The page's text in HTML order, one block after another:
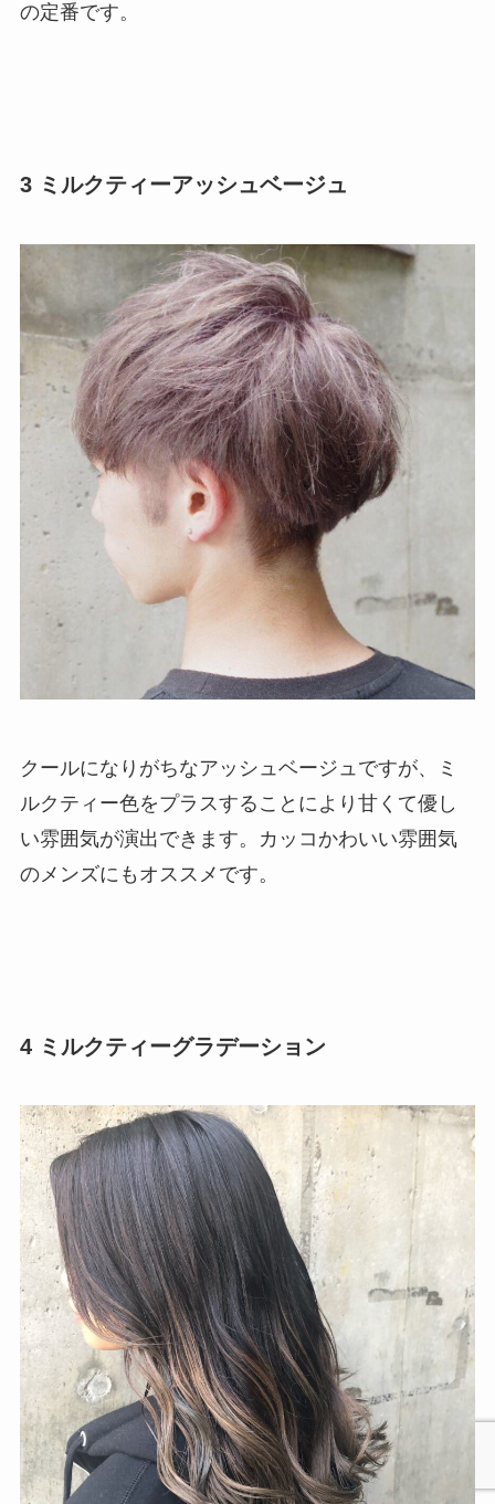
の定番です。
3 ミルクティーアッシュベージュ
クールになりがちなアッシュベージュですが、ミ
ルクティー色をプラスすることにより甘くて優し
い雰囲気が演出できます。カッコかわいい雰囲気
のメンズにもオススメです。
4 ミルクティーグラデーション